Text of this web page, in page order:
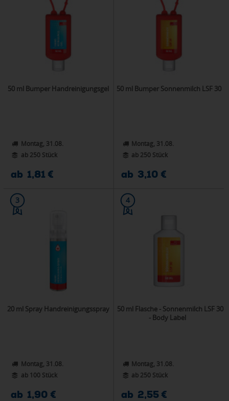
50 ml Bumper Handreinigungsgel
Montag, 31.08.
ab 250 Stück
ab 1,81 €
50 ml Bumper Sonnenmilch LSF 30
Montag, 31.08.
ab 250 Stück
ab 3,10 €
3
20 ml Spray Handreinigungsspray
Montag, 31.08.
ab 100 Stück
ab 1,90 €
4
50 ml Flasche - Sonnenmilch LSF 30
- Body Label
Montag, 31.08.
ab 250 Stück
ab 2,55 €